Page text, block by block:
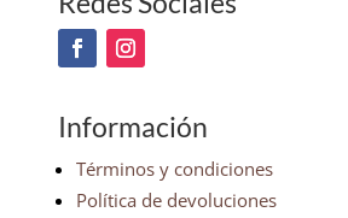
Información
Términos y condiciones
Política de devoluciones